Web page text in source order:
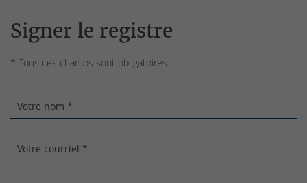
Signer le registre
* Tous ces champs sont obligatoires
Votre nom *
Votre courriel *